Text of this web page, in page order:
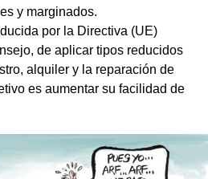
y marginados.
por la Directiva (UE)
de aplicar tipos reducidos
alquiler y la reparación de
es aumentar su facilidad de